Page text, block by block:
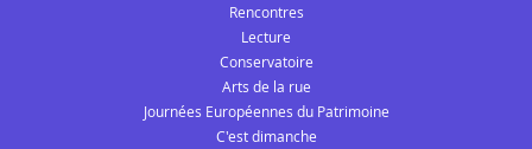
Rencontres
Lecture
Conservatoire
Arts de la rue
Journées Européennes du Patrimoine
C'est dimanche